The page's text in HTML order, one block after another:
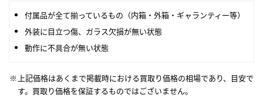
付属品が全て揃っているもの（内箱・外箱・ギャランティー等）
外装に目立つ傷、ガラス欠損が無い状態
動作に不具合が無い状態
上記価格はあくまで掲載時における買取り価格の相場であり、目安で
す。買取り価格を保証するものではございません。